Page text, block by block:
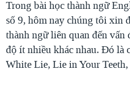
hướng
chính
Đi
tới
"Tìm"
MỤC
TỰ DO BÁO CHÍ
VẠCH TRẦN TIN GIẢ
NGƯỜI VIỆT HẢI NGOẠI
CHUYÊN ĐỀ
CHIẾN TRANH THƯƠNG MẠI
HỌC TIẾNG ANH
VIDEO
Trong bài học thành ngữ
số 9, hôm nay chúng tôi xin
thành ngữ liên quan đến vấn
độ ít nhiều khác nhau. Đó là
White Lie, Lie in Your